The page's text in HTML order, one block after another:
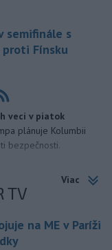
semifinále s
proti Fínsku
vecí v piatok
plánuje Kolumbii
bezpečnosti.
Viac
TV
na ME v Paríži